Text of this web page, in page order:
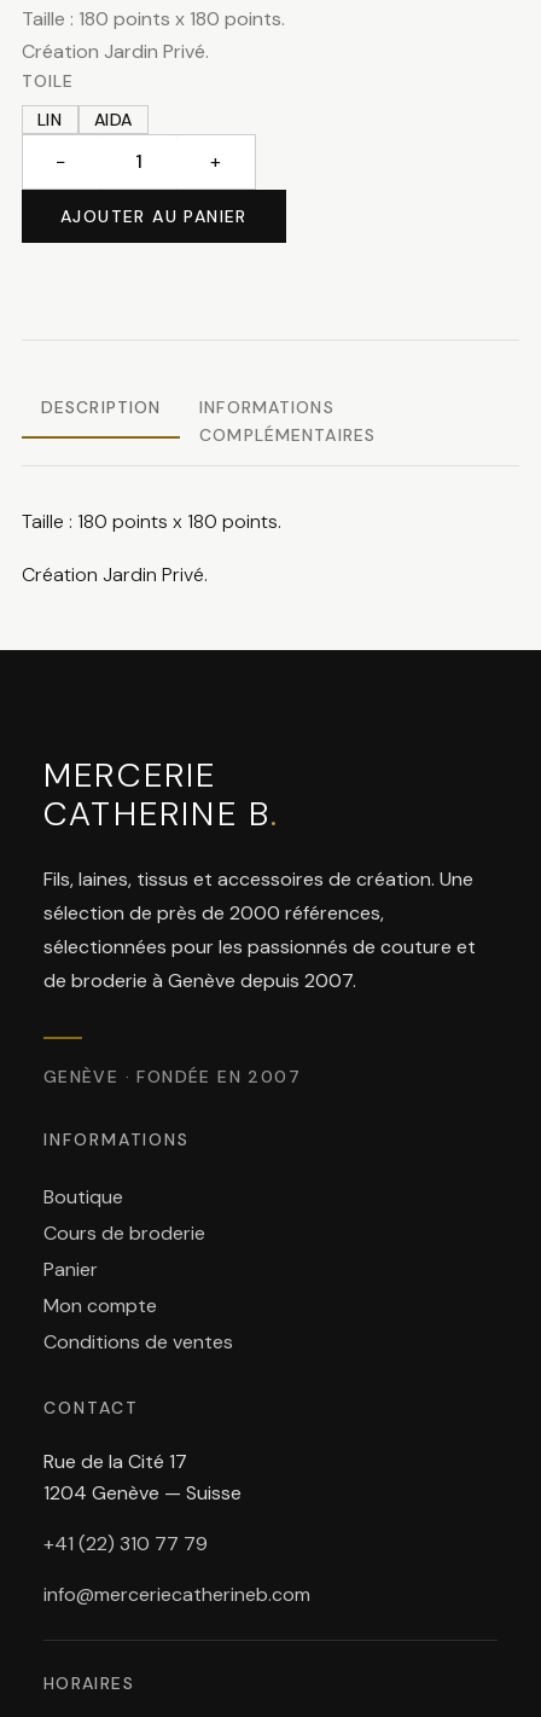
Taille : 180 points x 180 points.
Création Jardin Privé.
TOILE
LIN
AIDA
Cat
− +
AJOUTER AU PANIER
DESCRIPTION
INFORMATIONS
COMPLÉMENTAIRES
Taille : 180 points x 180 points.
Création Jardin Privé.
MERCERIE
CATHERINE B.
Fils, laines, tissus et accessoires de création. Une
sélection de près de 2000 références,
sélectionnées pour les passionnés de couture et
de broderie à Genève depuis 2007.
GENÈVE · FONDÉE EN 2007
INFORMATIONS
Boutique
Cours de broderie
Panier
Mon compte
Conditions de ventes
CONTACT
Rue de la Cité 17
1204 Genève — Suisse
+41 (22) 310 77 79
info@merceriecatherineb.com
HORAIRES